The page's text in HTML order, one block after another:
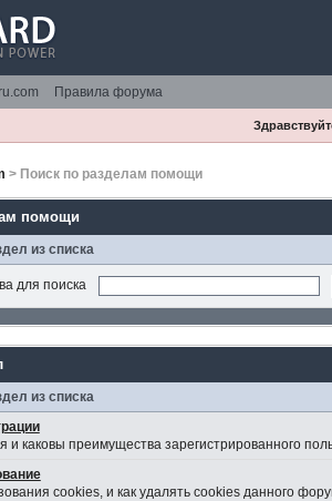
Правила форума
> Поиск по разделам помощи
помощи
из списка
для поиска
из списка
и каковы преимущества зарегистрированного
cookies, и как удалять cookies данного